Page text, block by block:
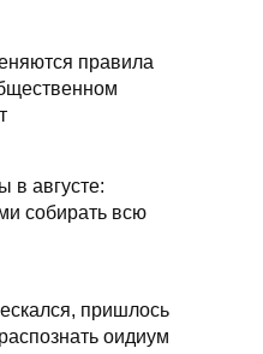
правила
в августе:
собирать всю
пришлось
оидиум